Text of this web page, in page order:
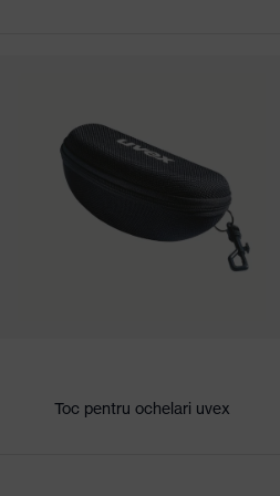
Toc pentru ochelari uvex